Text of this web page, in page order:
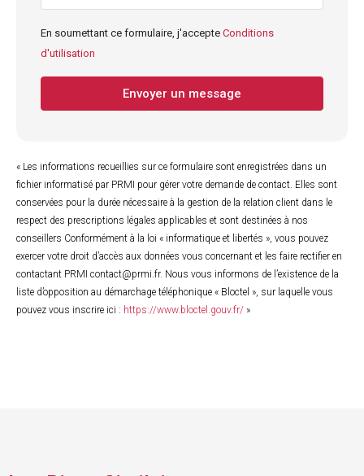
En soumettant ce formulaire, j'accepte Conditions
d'utilisation
Envoyer un message
« Les informations recueillies sur ce formulaire sont enregistrées dans un
fichier informatisé par PRMI pour gérer votre demande de contact. Elles sont
conservées pour la durée nécessaire à la gestion de la relation client dans le
respect des prescriptions légales applicables et sont destinées à nos
conseillers Conformément à la loi « informatique et libertés », vous pouvez
exercer votre droit d’accès aux données vous concernant et les faire rectifier en
contactant PRMI contact@prmi.fr. Nous vous informons de l’existence de la
liste d’opposition au démarchage téléphonique « Bloctel », sur laquelle vous
pouvez vous inscrire ici : https://www.bloctel.gouv.fr/ »